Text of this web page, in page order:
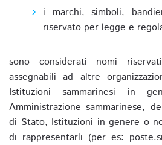
i marchi, simboli,
riservato per legge e
sono considerati nomi
assegnabili ad altre
Istituzioni sammarinesi in
Amministrazione sammarinese,
di Stato, Istituzioni in genere o
di rappresentarli (per es: